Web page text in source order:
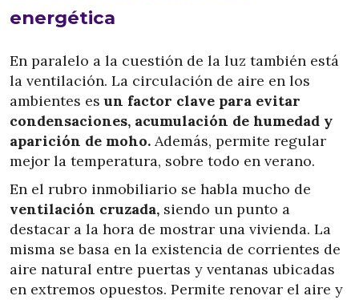
energética
En paralelo a la cuestión de la luz también está
la ventilación. La circulación de aire en los
ambientes esun factor clave para evitar
condensaciones, acumulación de humedad y
aparición de moho. Además, permite regular
mejor la temperatura, sobre todo en verano.
En el rubro inmobiliario se habla mucho de
ventilación cruzada, siendo un punto a
destacar a la hora de mostrar una vivienda. La
misma se basa en la existencia de corrientes de
aire natural entre puertas y ventanas ubicadas
en extremos opuestos. Permite renovar el aire y